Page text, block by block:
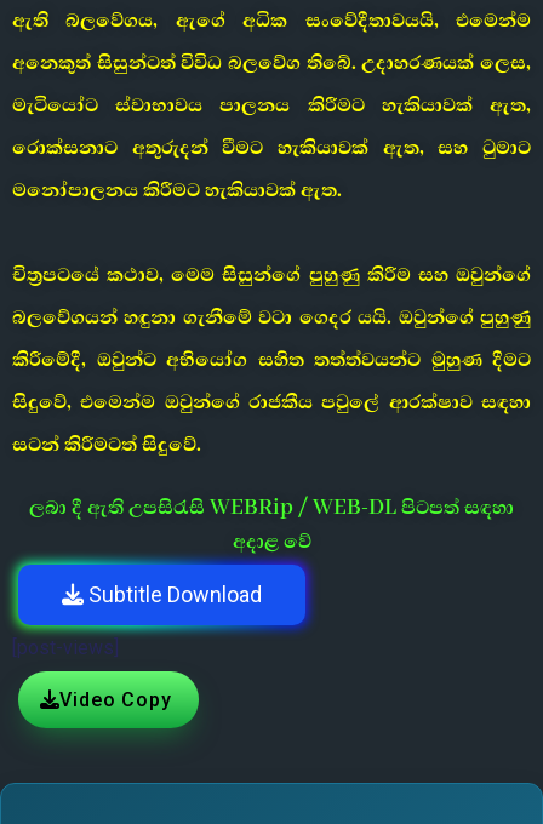
ඇති බලවේගය, ඇගේ අධික සංවේදීතාවයයි, එමෙන්ම
අනෙකුත් සිසුන්ටත් විවිධ බලවේග තිබේ. උදාහරණයක් ලෙස,
මැටියෝට ස්වාභාවය පාලනය කිරීමට හැකියාවක් ඇත,
රොක්සනාට අතුරුදන් වීමට හැකියාවක් ඇත, සහ ටුමාට
මනෝපාලනය කිරීමට හැකියාවක් ඇත.
චිත්‍රපටයේ කථාව, මෙම සිසුන්ගේ පුහුණු කිරීම සහ ඔවුන්ගේ
බලවේගයන් හඳුනා ගැනීමේ වටා ගෙදර යයි. ඔවුන්ගේ පුහුණු
කිරීමේදී, ඔවුන්ට අභියෝග සහිත තත්ත්වයන්ට මුහුණ දීමට
සිදුවේ, එමෙන්ම ඔවුන්ගේ රාජකීය පවුලේ ආරක්ෂාව සඳහා
සටන් කිරීමටත් සිදුවේ.
ලබා දී ඇති උපසිරැසි WEBRip / WEB-DL පිටපත් සඳහා
අදාළ වේ
Subtitle Download
[post-views]
Video Copy